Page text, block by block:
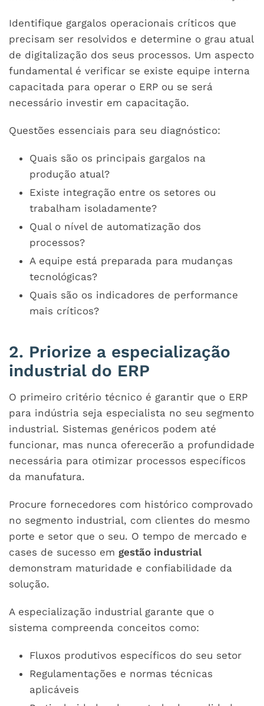
Identifique gargalos operacionais críticos que
precisam ser resolvidos e determine o grau atual
de digitalização dos seus processos. Um aspecto
fundamental é verificar se existe equipe interna
capacitada para operar o ERP ou se será
necessário investir em capacitação.
Questões essenciais para seu diagnóstico:
Quais são os principais gargalos na
produção atual?
Existe integração entre os setores ou
trabalham isoladamente?
Qual o nível de automatização dos
processos?
A equipe está preparada para mudanças
tecnológicas?
Quais são os indicadores de performance
mais críticos?
2. Priorize a especialização
industrial do ERP
O primeiro critério técnico é garantir que o ERP
para indústria seja especialista no seu segmento
industrial. Sistemas genéricos podem até
funcionar, mas nunca oferecerão a profundidade
necessária para otimizar processos específicos
da manufatura.
Procure fornecedores com histórico comprovado
no segmento industrial, com clientes do mesmo
porte e setor que o seu. O tempo de mercado e
cases de sucesso em gestão industrial
demonstram maturidade e confiabilidade da
solução.
A especialização industrial garante que o
sistema compreenda conceitos como:
Fluxos produtivos específicos do seu setor
Regulamentações e normas técnicas
aplicáveis